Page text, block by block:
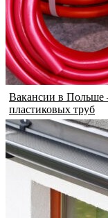
Вакансии в Польше
пластиковых труб